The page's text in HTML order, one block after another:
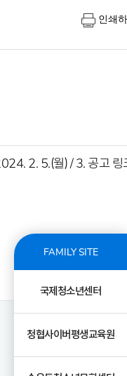
FAMILY SITE
국제청소년센터
청협사이버평생교육원
인쇄
2. 5.(월) / 3. 공고 링